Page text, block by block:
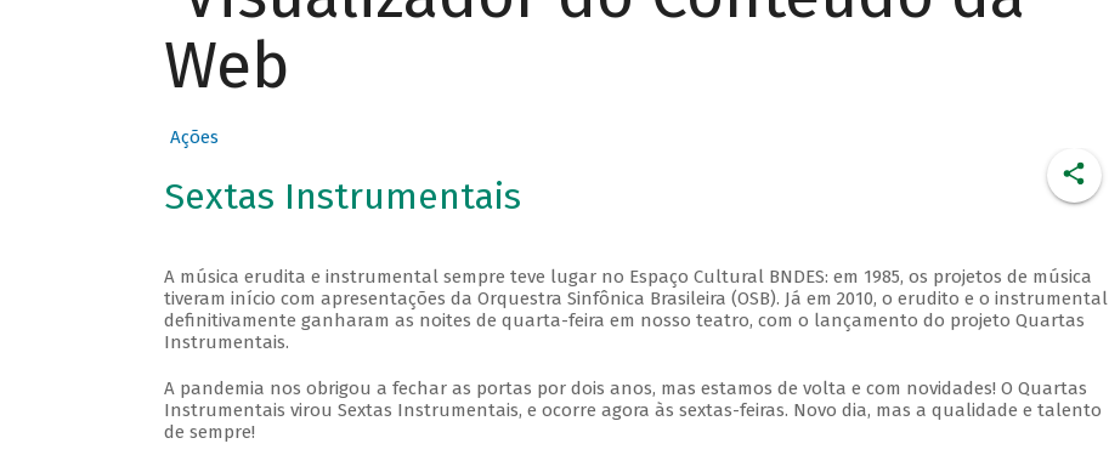
Web
Ações
Sextas Instrumentais
A música erudita e instrumental sempre teve lugar no Espaço Cultural BNDES: em 1985, os projetos de música
tiveram início com apresentações da Orquestra Sinfônica Brasileira (OSB). Já em 2010, o erudito e o instrumental
definitivamente ganharam as noites de quarta-feira em nosso teatro, com o lançamento do projeto Quartas
Instrumentais.
A pandemia nos obrigou a fechar as portas por dois anos, mas estamos de volta e com novidades! O Quartas
Instrumentais virou Sextas Instrumentais, e ocorre agora às sextas-feiras. Novo dia, mas a qualidade e talento
de sempre!